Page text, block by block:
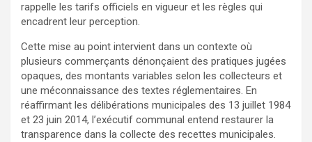
rappelle les tarifs officiels en vigueur et les règles qui
encadrent leur perception.
Cette mise au point intervient dans un contexte où
plusieurs commerçants dénonçaient des pratiques jugées
opaques, des montants variables selon les collecteurs et
une méconnaissance des textes réglementaires. En
réaffirmant les délibérations municipales des 13 juillet 1984
et 23 juin 2014, l’exécutif communal entend restaurer la
transparence dans la collecte des recettes municipales.